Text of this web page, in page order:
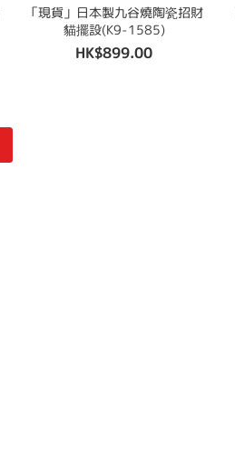
「現貨」日本製九谷燒陶瓷招財
貓擺設(K9-1585)
HK$899.00